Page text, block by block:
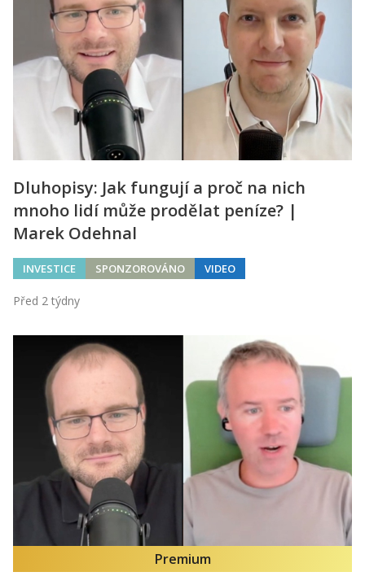
Dluhopisy: Jak fungují a proč na nich
mnoho lidí může prodělat peníze? |
Marek Odehnal
INVESTICE SPONZOROVÁNO VIDEO
Před 2 týdny
Premium